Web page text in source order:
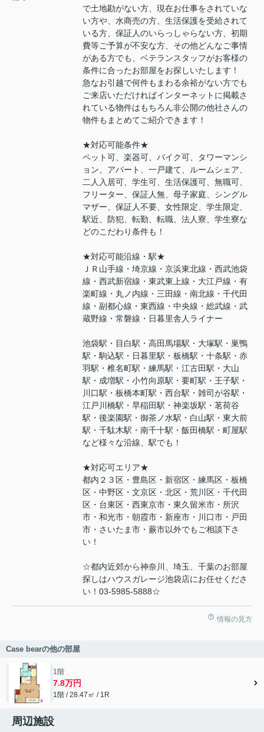
で土地勘がない方、現在お仕事をされていな
い方や、水商売の方、生活保護を受給されて
いる方、保証人のいらっしゃらない方、初期
費等ご予算が不安な方、その他どんなご事情
がある方でも、ベテランスタッフがお客様の
条件に合ったお部屋をお探しいたします！
急なお引越で何件もまわる余裕がない方でも
ご来店いただければインターネットに掲載さ
れている物件はもちろん非公開の他社さんの
物件もまとめてご紹介できます！
★対応可能条件★
ペット可、楽器可、バイク可、タワーマンシ
ョン、アパート、一戸建て、ルームシェア、
二人入居可、学生可、生活保護可、無職可、
フリーター、保証人無、母子家庭、シングル
マザー、保証人不要、女性限定、学生限定、
駅近、防犯、転勤、転職、法人寮、学生寮な
どのこだわり条件も！
★対応可能沿線・駅★
ＪＲ山手線・埼京線・京浜東北線・西武池袋
線・西武新宿線・東武東上線・大江戸線・有
楽町線・丸ノ内線・三田線・南北線・千代田
線・副都心線・東西線・中央線・総武線・武
蔵野線・常磐線・日暮里舎人ライナー
池袋駅・目白駅・高田馬場駅・大塚駅・巣鴨
駅・駒込駅・日暮里駅・板橋駅・十条駅・赤
羽駅・椎名町駅・練馬駅・江古田駅・大山
駅・成増駅・小竹向原駅・要町駅・王子駅・
川口駅・板橋本町駅・西台駅・雑司が谷駅・
江戸川橋駅・早稲田駅・神楽坂駅・茗荷谷
駅・後楽園駅・御茶ノ水駅・白山駅・東大前
駅・千駄木駅・南千十駅・飯田橋駅・町屋駅
など様々な沿線、駅でも！
★対応可エリア★
都内２３区・豊島区・新宿区・練馬区・板橋
区・中野区・文京区・北区・荒川区・千代田
区・台東区・西東京市・東久留米市・所沢
市・和光市・朝霞市・新座市・川口市・戸田
市・さいたま市・蕨市以外でもご相談下さ
い！
☆都内近郊から神奈川、埼玉、千葉のお部屋
探しはハウスガレージ池袋店にお任せくださ
い！03-5985-5888☆
情報の見方
Case bearの他の部屋
1階
7.8万円
1階 / 28.47㎡ / 1R
周辺施設